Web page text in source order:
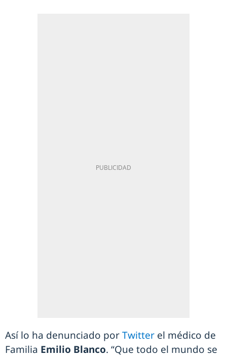
Así lo ha denunciado porTwitter el médico de
Familia Emilio Blanco. “Que todo el mundo se